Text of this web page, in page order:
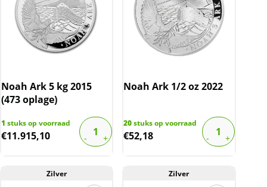
Noah Ark 5 kg 2015
(473 oplage)
1 stuks op voorraad
€11.915,10
Noah Ark 1/2 oz 2022
20stuks op voorraad
€52,18
Zilver Zilver